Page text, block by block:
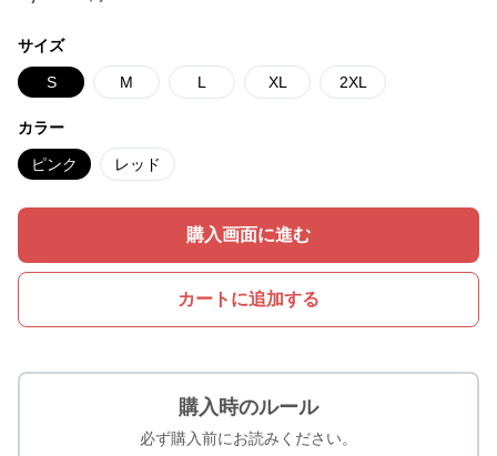
サイズ
S M L XL 2XL
カラー
ピンク レッド
購入画面に進む
カートに追加する
購入時のルール
必ず購入前にお読みください。